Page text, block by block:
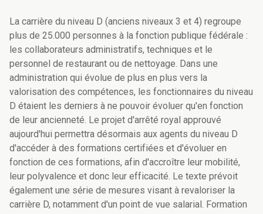
La carrière du niveau D (anciens niveaux 3 et 4) regroupe
plus de 25.000 personnes à la fonction publique fédérale :
les collaborateurs administratifs, techniques et le
personnel de restaurant ou de nettoyage. Dans une
administration qui évolue de plus en plus vers la
valorisation des compétences, les fonctionnaires du niveau
D étaient les derniers à ne pouvoir évoluer qu'en fonction
de leur ancienneté. Le projet d'arrêté royal approuvé
aujourd'hui permettra désormais aux agents du niveau D
d'accéder à des formations certifiées et d'évoluer en
fonction de ces formations, afin d'accroître leur mobilité,
leur polyvalence et donc leur efficacité. Le texte prévoit
également une série de mesures visant à revaloriser la
carrière D, notamment d'un point de vue salarial. Formation